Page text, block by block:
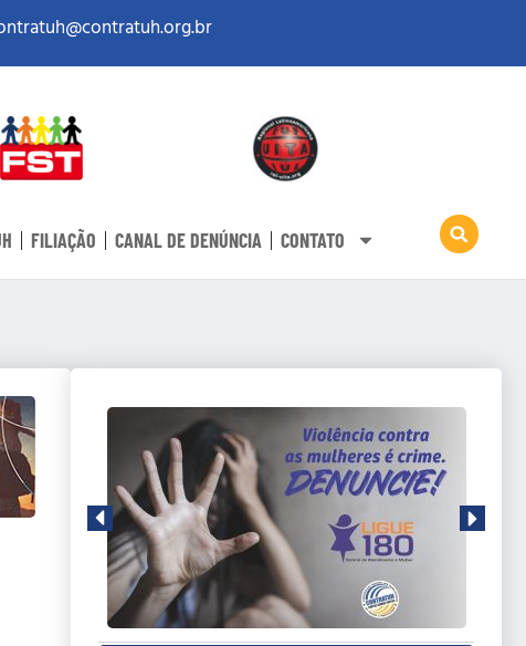
FILIAÇÃO CANAL DE DENÚNCIA CONTATO